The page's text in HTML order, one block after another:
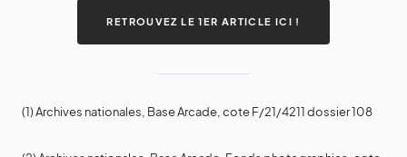
RETROUVEZ LE 1ER ARTICLE ICI !
(1) Archives nationales, Base Arcade, cote F/21/4211 dossier 108